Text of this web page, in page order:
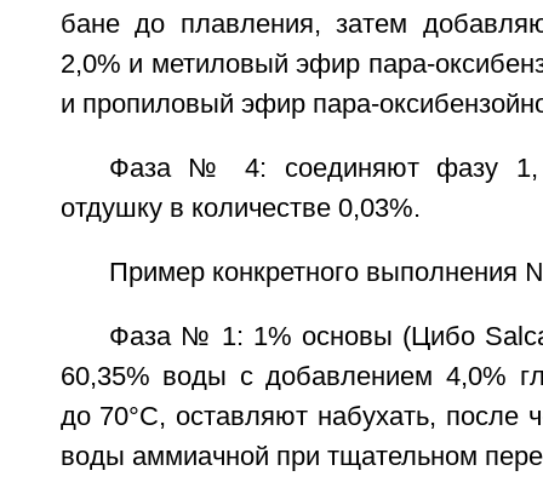
бане до плавления, затем
2,0% и метиловый эфир пара-
и пропиловый эфир пара-
Фаза № 4: соединяют фазу
отдушку в количестве 0,03%.
Пример конкретного выполнения
Фаза № 1: 1% основы (Цибо
60,35% воды с добавлением 4,0%
до 70°C, оставляют набухать, после
воды аммиачной при тщательном